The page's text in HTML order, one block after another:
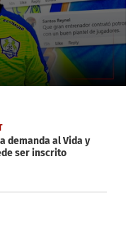
demanda al Vida y
ser inscrito